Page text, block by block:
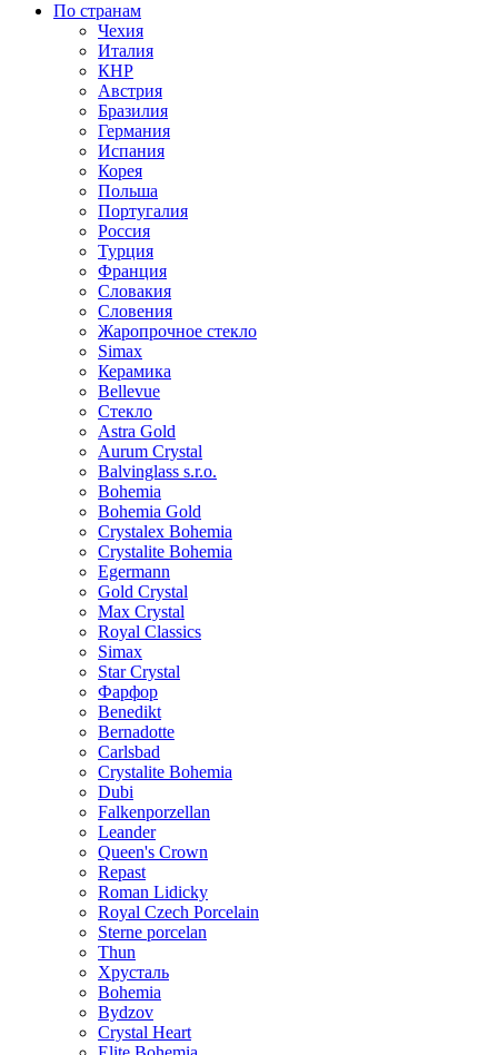
По странам
Чехия
Италия
КНР
Австрия
Бразилия
Германия
Испания
Корея
Польша
Португалия
Россия
Турция
Франция
Словакия
Словения
Жаропрочное стекло
Simax
Керамика
Bellevue
Стекло
Astra Gold
Aurum Crystal
Balvinglass s.r.o.
Bohemia
Bohemia Gold
Crystalex Bohemia
Crystalite Bohemia
Egermann
Gold Crystal
Max Crystal
Royal Classics
Simax
Star Crystal
Фарфор
Benedikt
Bernadotte
Carlsbad
Crystalite Bohemia
Dubi
Falkenporzellan
Leander
Queen's Crown
Repast
Roman Lidicky
Royal Czech Porcelain
Sterne porcelan
Thun
Хрусталь
Bohemia
Bydzov
Crystal Heart